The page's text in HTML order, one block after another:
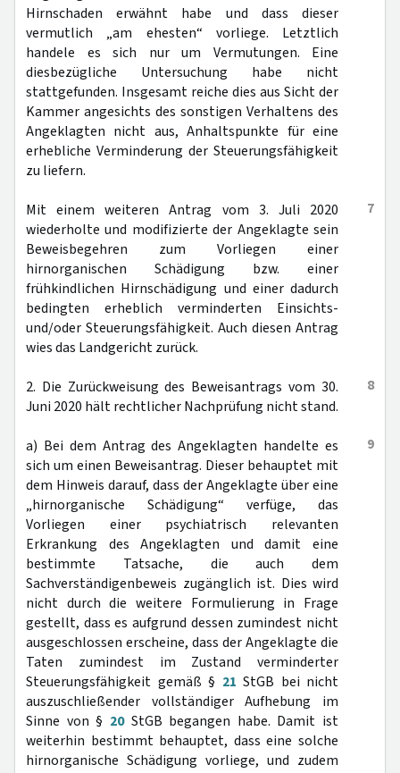
Hirnschaden erwähnt habe und dass dieser
vermutlich „am ehesten“ vorliege. Letztlich
handele es sich nur um Vermutungen. Eine
diesbezügliche Untersuchung habe nicht
stattgefunden. Insgesamt reiche dies aus Sicht der
Kammer angesichts des sonstigen Verhaltens des
Angeklagten nicht aus, Anhaltspunkte für eine
erhebliche Verminderung der Steuerungsfähigkeit
zu liefern.
7
Mit einem weiteren Antrag vom 3. Juli 2020
wiederholte und modifizierte der Angeklagte sein
Beweisbegehren zum Vorliegen einer
hirnorganischen Schädigung bzw. einer
frühkindlichen Hirnschädigung und einer dadurch
bedingten erheblich verminderten Einsichts-
und/oder Steuerungsfähigkeit. Auch diesen Antrag
wies das Landgericht zurück.
8
2. Die Zurückweisung des Beweisantrags vom 30.
Juni 2020 hält rechtlicher Nachprüfung nicht stand.
9
a) Bei dem Antrag des Angeklagten handelte es
sich um einen Beweisantrag. Dieser behauptet mit
dem Hinweis darauf, dass der Angeklagte über eine
„hirnorganische Schädigung“ verfüge, das
Vorliegen einer psychiatrisch relevanten
Erkrankung des Angeklagten und damit eine
bestimmte Tatsache, die auch dem
Sachverständigenbeweis zugänglich ist. Dies wird
nicht durch die weitere Formulierung in Frage
gestellt, dass es aufgrund dessen zumindest nicht
ausgeschlossen erscheine, dass der Angeklagte die
Taten zumindest im Zustand verminderter
Steuerungsfähigkeit gemäß § 21 StGB bei nicht
auszuschließender vollständiger Aufhebung im
Sinne von § 20StGB begangen habe. Damit ist
weiterhin bestimmt behauptet, dass eine solche
hirnorganische Schädigung vorliege, und zudem